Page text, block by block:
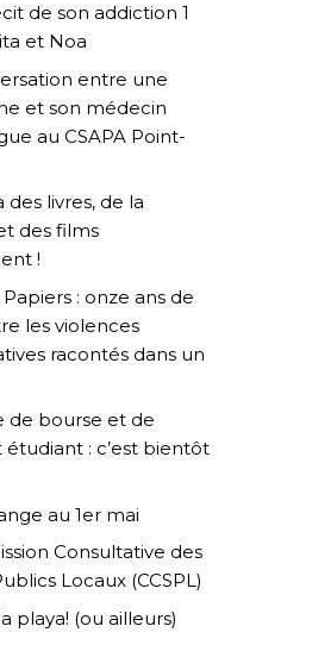
de son addiction 1
et Noa
entre une
et son médecin
au CSAPA Point-
des livres, de la
des films
!
: onze ans de
les violences
racontés dans un
de bourse et de
: c’est bientôt
au 1er mai
Consultative des
Locaux (CCSPL)
playa! (ou ailleurs)